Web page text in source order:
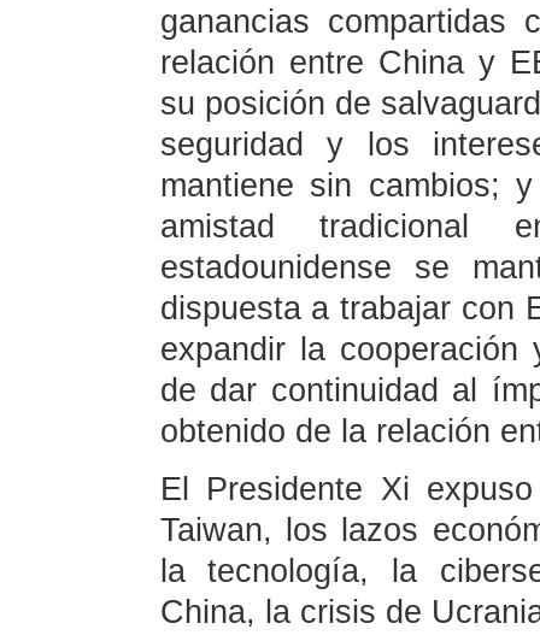
ganancias compartidas
relación entre China y
su posición de
seguridad y los
mantiene sin cambios;
amistad
estadounidense se
dispuesta a trabajar con
expandir la
de dar continuidad al
obtenido de la relación
El Presidente Xi
Taiwan, los lazos
la tecnología, la
China, la crisis de